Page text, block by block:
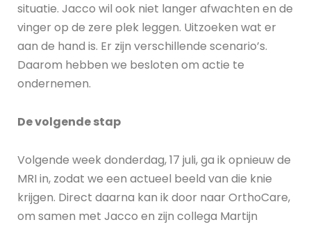
situatie. Jacco wil ook niet langer afwachten en de
vinger op de zere plek leggen. Uitzoeken wat er
aan de hand is. Er zijn verschillende scenario’s.
Daarom hebben we besloten om actie te
ondernemen.
De volgende stap
Volgende week donderdag, 17 juli, ga ik opnieuw de
MRI in, zodat we een actueel beeld van die knie
krijgen. Direct daarna kan ik door naar OrthoCare,
om samen met Jacco en zijn collega Martijn